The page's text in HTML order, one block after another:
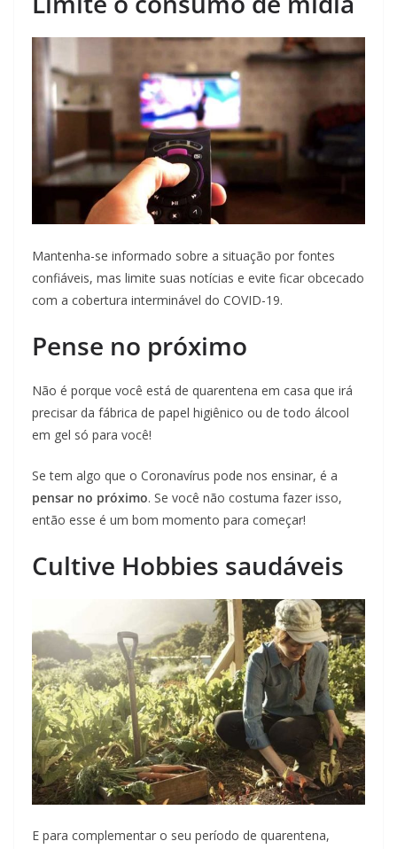
Mantenha-se informado sobre a situação por fontes
confiáveis, mas limite suas notícias e evite ficar obcecado
com a cobertura interminável do COVID-19.
Pense no próximo
Não é porque você está de quarentena em casa que irá
precisar da fábrica de papel higiênico ou de todo álcool
em gel só para você!
Se tem algo que o Coronavírus pode nos ensinar, é a
pensar no próximo. Se você não costuma fazer isso,
então esse é um bom momento para começar!
Cultive Hobbies saudáveis
E para complementar o seu período de quarentena,